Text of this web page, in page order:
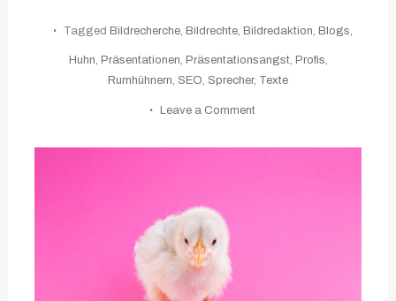
Tagged Bildrecherche, Bildrechte, Bildredaktion, Blogs,
Huhn, Präsentationen, Präsentationsangst, Profis,
Rumhühnern, SEO, Sprecher, Texte
Leave a Comment